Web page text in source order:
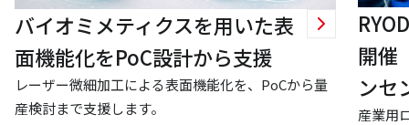
バイオミメティクスを用いた表
面機能化をPoC設計から支援
レーザー微細加工による表面機能化を、PoCから量
産検討まで支援します。
開催
ンセ
産業用